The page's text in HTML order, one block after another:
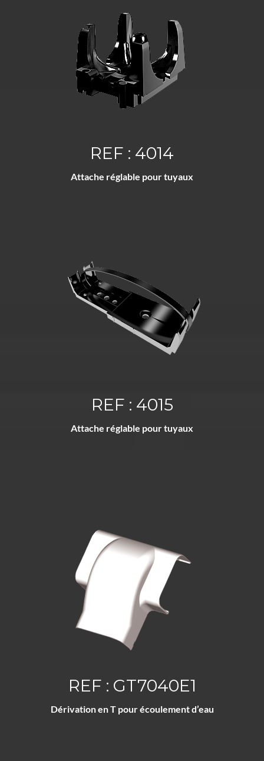
REF : 4014
Attache réglable pour tuyaux
REF : 4015
Attache réglable pour tuyaux
REF : GT7040E1
Dérivation en T pour écoulement d’eau